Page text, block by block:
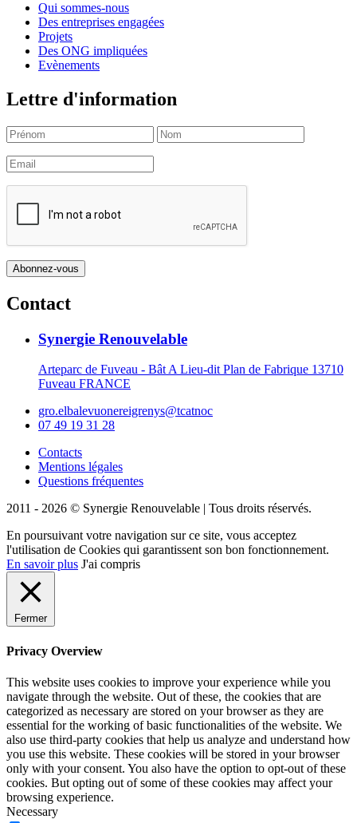
Qui sommes-nous
Des entreprises engagées
Projets
Des ONG impliquées
Evènements
Lettre d'information
Contact
Synergie Renouvelable
Arteparc de Fuveau - Bât A Lieu-dit Plan de Fabrique 13710
Fuveau FRANCE
gro.elbalevuonereigrenys@tcatnoc
07 49 19 31 28
Contacts
Mentions légales
Questions fréquentes
2011 - 2026 © Synergie Renouvelable | Tous droits réservés.
En poursuivant votre navigation sur ce site, vous acceptez
l'utilisation de Cookies qui garantissent son bon fonctionnement.
En savoir plus J'ai compris
Fermer
Privacy Overview
This website uses cookies to improve your experience while you
navigate through the website. Out of these, the cookies that are
categorized as necessary are stored on your browser as they are
essential for the working of basic functionalities of the website. We
also use third-party cookies that help us analyze and understand how
you use this website. These cookies will be stored in your browser
only with your consent. You also have the option to opt-out of these
cookies. But opting out of some of these cookies may affect your
browsing experience.
Necessary